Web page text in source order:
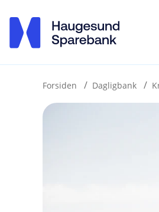
Forsiden Dagligbank